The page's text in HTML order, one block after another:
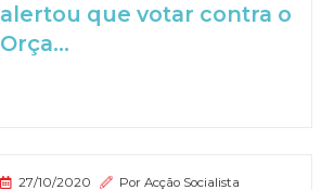
alertou que votar contra o
Orça...
27/10/2020 PorAcção Socialista